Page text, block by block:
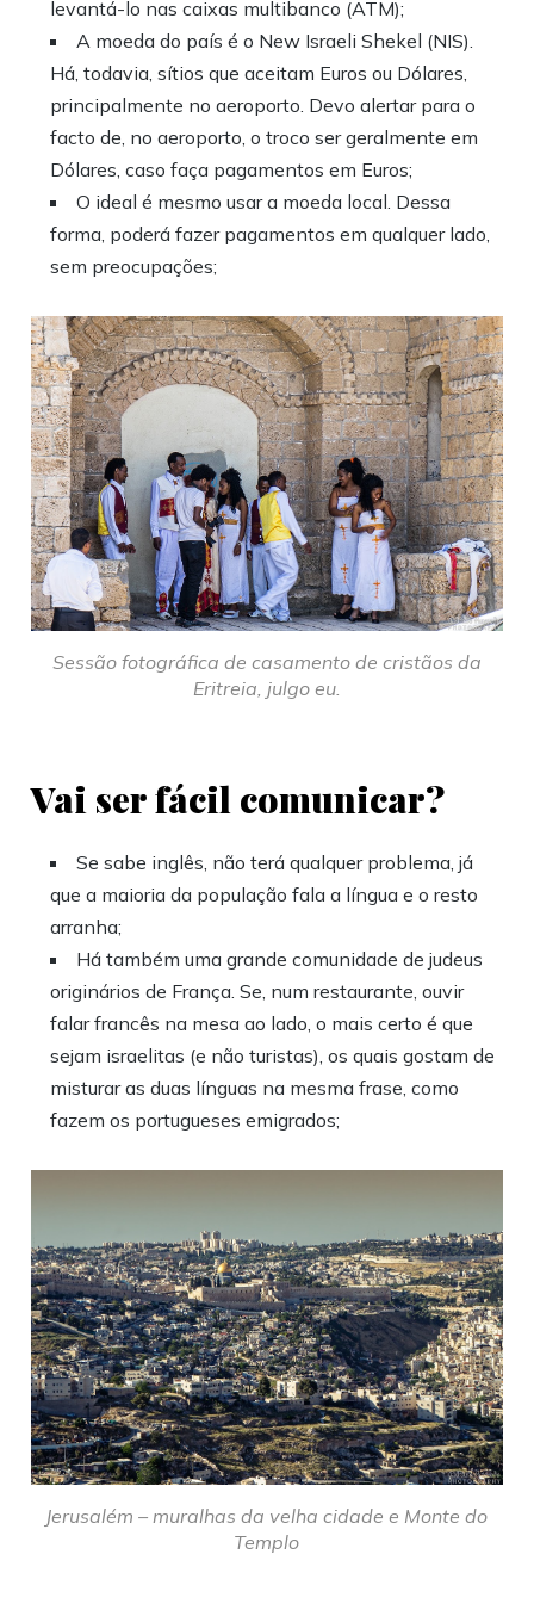
levantá-lo nas caixas multibanco (ATM);
A moeda do país é o New Israeli Shekel (NIS).
Há, todavia, sítios que aceitam Euros ou Dólares,
principalmente no aeroporto. Devo alertar para o
facto de, no aeroporto, o troco ser geralmente em
Dólares, caso faça pagamentos em Euros;
O ideal é mesmo usar a moeda local. Dessa
forma, poderá fazer pagamentos em qualquer lado,
sem preocupações;
Sessão fotográfica de casamento de cristãos da
Eritreia, julgo eu.
Vai ser fácil comunicar?
Se sabe inglês, não terá qualquer problema, já
que a maioria da população fala a língua e o resto
arranha;
Há também uma grande comunidade de judeus
originários de França. Se, num restaurante, ouvir
falar francês na mesa ao lado, o mais certo é que
sejam israelitas (e não turistas), os quais gostam de
misturar as duas línguas na mesma frase, como
fazem os portugueses emigrados;
Jerusalém – muralhas da velha cidade e Monte do
Templo